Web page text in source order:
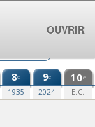
8e
1935
9e
2024
10e
E.C.
OUVRIR